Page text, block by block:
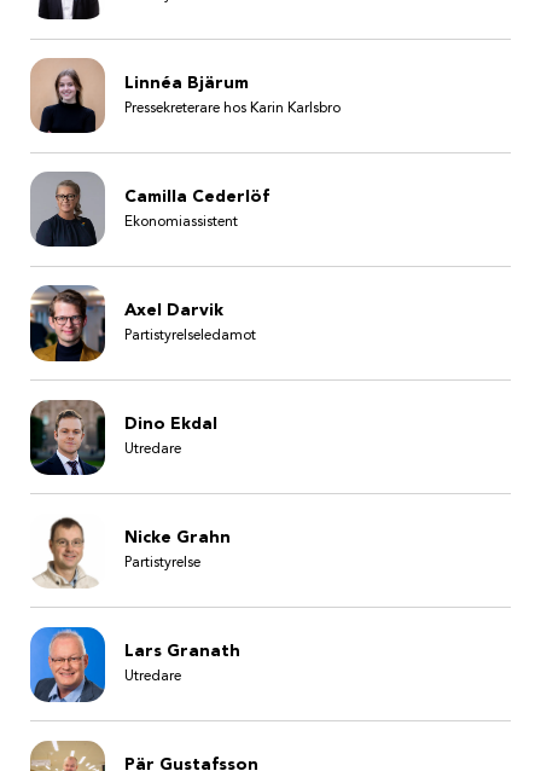
Linnéa Bjärum
Pressekreterare hos Karin Karlsbro
Camilla Cederlöf
Ekonomiassistent
Axel Darvik
Partistyrelseledamot
Dino Ekdal
Utredare
Nicke Grahn
Partistyrelse
Lars Granath
Utredare
Pär Gustafsson